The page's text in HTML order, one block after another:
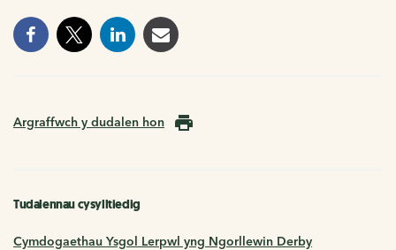
Argraffwch y dudalen hon
Tudalennau cysylltiedig
Cymdogaethau Ysgol Lerpwl yng Ngorllewin Derby